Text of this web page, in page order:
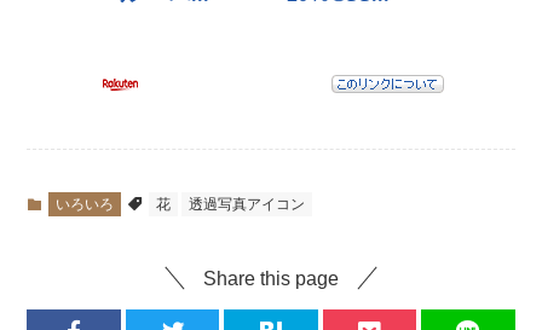
いろいろ 花 透過写真アイコン
Share this page